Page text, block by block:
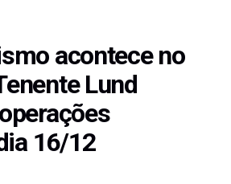
acontece no
Lund
16/12